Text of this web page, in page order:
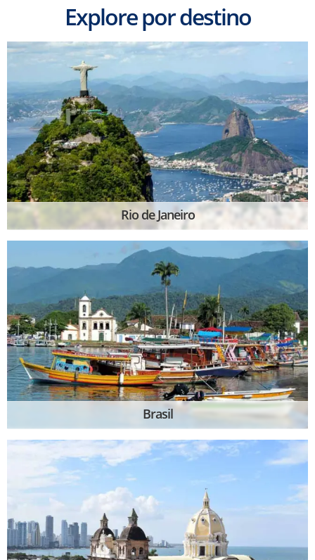
Explore por destino
Rio de Janeiro
Brasil